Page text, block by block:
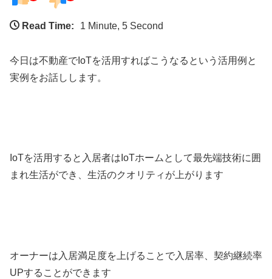
Read Time: 1 Minute, 5 Second
今日は不動産でIoTを活用すればこうなるという活用例と
実例をお話しします。
IoTを活用すると入居者はIoTホームとして最先端技術に囲
まれ生活ができ、生活のクオリティが上がります
オーナーは入居満足度を上げることで入居率、契約継続率
UPすることができます